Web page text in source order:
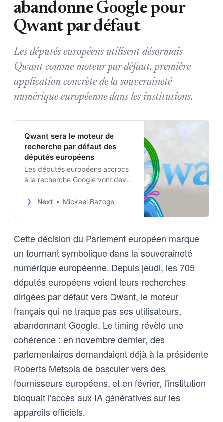
abandonne Google pour
Qwant par défaut
Les députés européens utilisent désormais
Qwant comme moteur par défaut, première
application concrète de la souveraineté
numérique européenne dans les institutions.
Qwant sera le moteur de
recherche par défaut des
députés européens
Les députés européens accrocs
à la recherche Google vont devoir
européen change de moteur par
Next Mickael Bazoge
Cette décision du Parlement européen marque
un tournant symbolique dans la souveraineté
numérique européenne. Depuis jeudi, les 705
députés européens voient leurs recherches
dirigées par défaut vers Qwant, le moteur
français qui ne traque pas ses utilisateurs,
abandonnant Google. Le timing révèle une
cohérence : en novembre dernier, des
parlementaires demandaient déjà à la présidente
Roberta Metsola de basculer vers des
fournisseurs européens, et en février, l'institution
bloquait l'accès aux IA génératives sur les
appareils officiels.